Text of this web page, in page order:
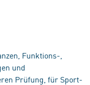
Funktions-,
und
Prüfung, für Sport-